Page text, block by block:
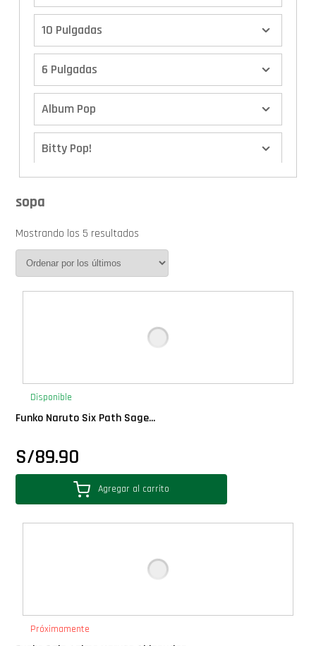
10 Pulgadas
6 Pulgadas
Album Pop
Bitty Pop!
Calendario de Adviento
Cover Pop!
Exclusivos
Gift Cards
Llaveros Pop
Moments
PLUS!
sopa
Mostrando los 5 resultados
Disponible
Funko Naruto Six Path Sage...
S/89.90
Agregar al carrito
Próximamente